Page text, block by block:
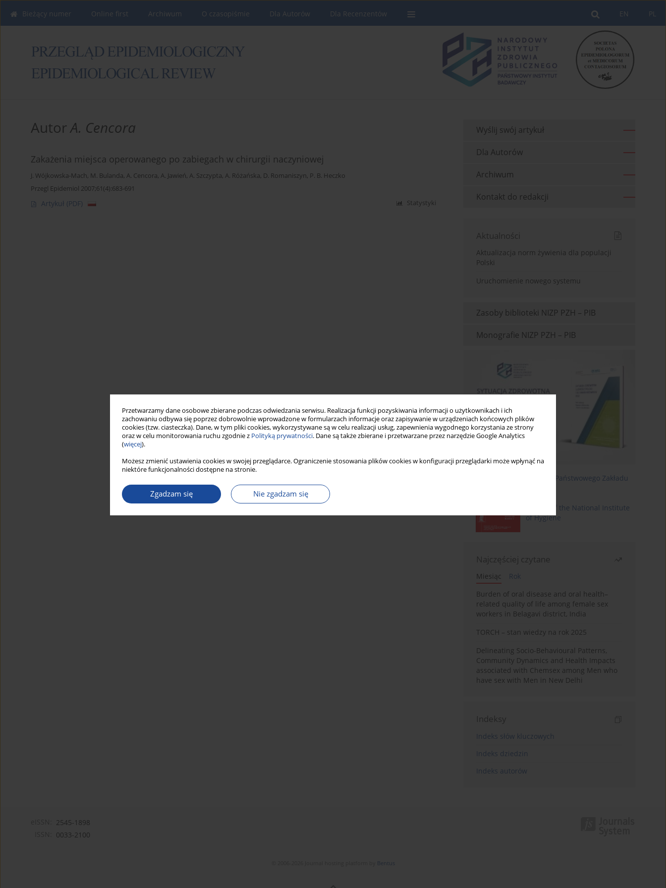
Przetwarzamy dane osobowe zbierane podczas odwiedzania serwisu. Realizacja funkcji pozyskiwania informacji o użytkownikach i ich
zachowaniu odbywa się poprzez dobrowolnie wprowadzone w formularzach informacje oraz zapisywanie w urządzeniach końcowych plików
cookies (tzw. ciasteczka). Dane, w tym pliki cookies, wykorzystywane są w celu realizacji usług, zapewnienia wygodnego korzystania ze strony
oraz w celu monitorowania ruchu zgodnie z Polityką prywatności. Dane są także zbierane i przetwarzane przez narzędzie Google Analytics
(więcej).
Możesz zmienić ustawienia cookies w swojej przeglądarce. Ograniczenie stosowania plików cookies w konfiguracji przeglądarki może wpłynąć na
niektóre funkcjonalności dostępne na stronie.
Zgadzam się Nie zgadzam się
PL
EN
Bieżący numer Online first Archiwum O czasopiśmie Dla Autorów Dla Recenzentów
AutorA. Cencora
Zakażenia miejsca operowanego po zabiegach w chirurgii naczyniowej
J. Wójkowska-Mach, M. Bulanda, A. Cencora, A. Jawień, A. Szczypta, A. Różańska, D. Romaniszyn, P. B. Heczko
Przegl Epidemiol 2007;61(4):683-691
Artykuł (PDF) Statystyki
Wyślij swój artykuł
Dla Autorów
Archiwum
Kontakt do redakcji
Aktualności
Aktualizacja norm żywienia dla populacji
Polski
Uruchomienie nowego systemu
Zasoby biblioteki NIZP PZH – PIB
Monografie NIZP PZH – PIB
Roczniki Państwowego Zakładu
Annals of the National Institute
of Hygiene
Najczęściej czytane
Miesiąc
Rok
Burden of oral disease and oral health–
related quality of life among female sex
workers in Belagavi district, India
TORCH – stan wiedzy na rok 2025
Delineating Socio-Behavioural Patterns,
Community Dynamics and Health Impacts
associated with Chemsex among Men who
have sex with Men in New Delhi
Indeksy
Indeks słów kluczowych
Indeks dziedzin
Indeks autorów
2545-1898
0033-2100
Bentus